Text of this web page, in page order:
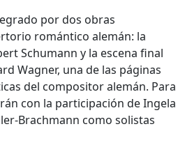
por dos obras
romántico alemán: la
Schumann y la escena final
Wagner, una de las páginas
del compositor alemán. Para
con la participación de Ingela
Brachmann como solistas